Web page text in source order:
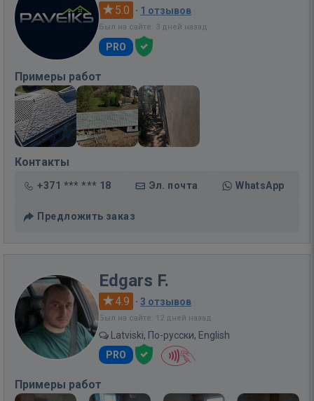
5.0 · 1 отзывов
Был на сайте: 3 дней назад
PRO
Примеры работ
Контакты
+371 *** *** 18 Эл. почта WhatsApp
Предложить заказ
Edgars F.
4.9 · 3 отзывов
Был на сайте: 12 дней назад
Latviski, По-русски, English
PRO
Примеры работ